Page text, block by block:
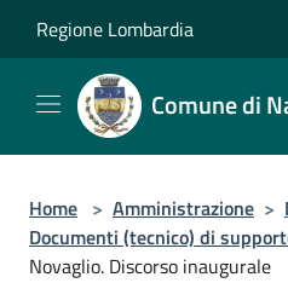
Regione Lombardia
Comune di
Home > Amministrazione >
Documenti (tecnico) di
Novaglio. Discorso inaugurale